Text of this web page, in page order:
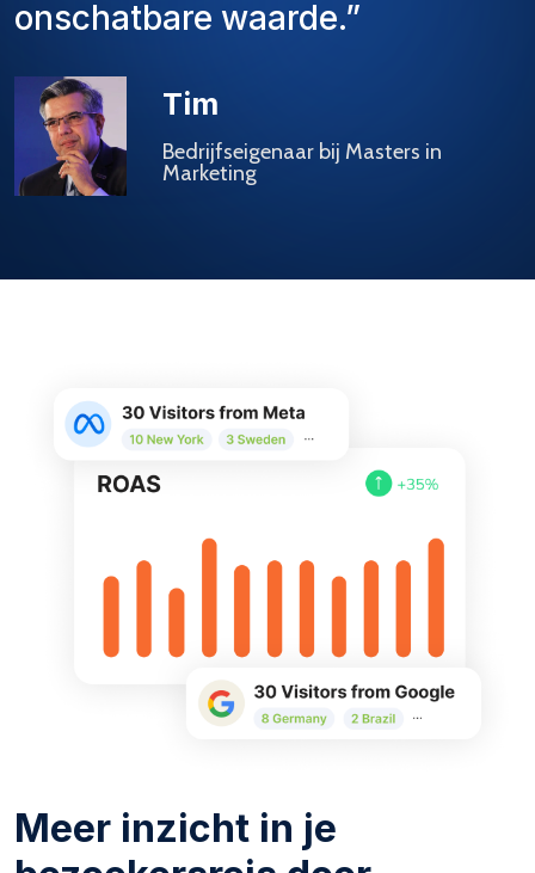
onschatbare waarde.”
Tim
Bedrijfseigenaar bij Masters in
Marketing
Meer inzicht in je